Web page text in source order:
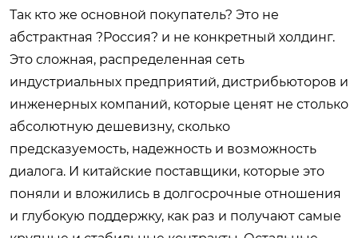
Так кто же основной покупатель? Это не
абстрактная ?Россия? и не конкретный холдинг.
Это сложная, распределенная сеть
индустриальных предприятий, дистрибьюторов и
инженерных компаний, которые ценят не столько
абсолютную дешевизну, сколько
предсказуемость, надежность и возможность
диалога. И китайские поставщики, которые это
поняли и вложились в долгосрочные отношения
и глубокую поддержку, как раз и получают самые